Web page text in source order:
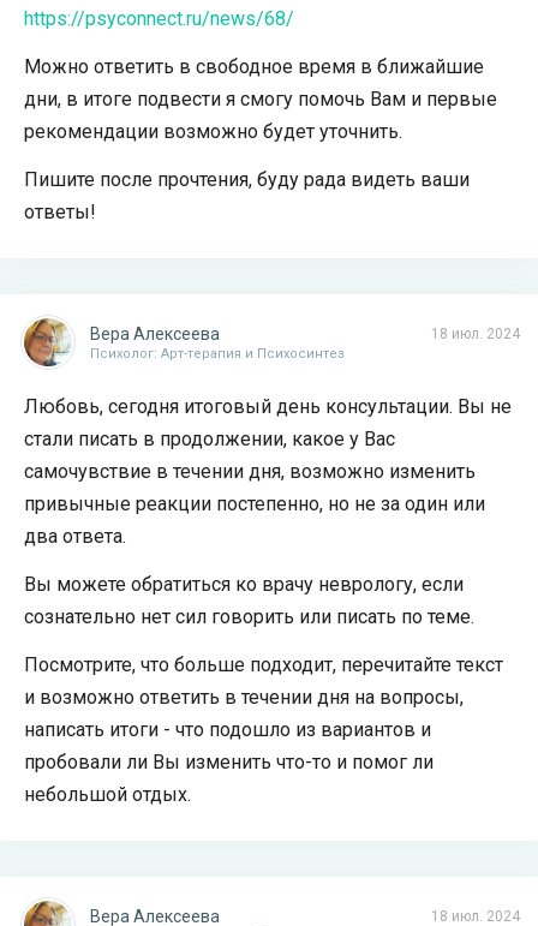
https://psyconnect.ru/news/68/
Можно ответить в свободное время в ближайшие
дни, в итоге подвести я смогу помочь Вам и первые
рекомендации возможно будет уточнить.
Пишите после прочтения, буду рада видеть ваши
ответы!
18 июл. 2024
Вера Алексеева
Психолог: Арт-терапия и Психосинтез
Любовь, сегодня итоговый день консультации. Вы не
стали писать в продолжении, какое у Вас
самочувствие в течении дня, возможно изменить
привычные реакции постепенно, но не за один или
два ответа.
Вы можете обратиться ко врачу неврологу, если
сознательно нет сил говорить или писать по теме.
Посмотрите, что больше подходит, перечитайте текст
и возможно ответить в течении дня на вопросы,
написать итоги - что подошло из вариантов и
пробовали ли Вы изменить что-то и помог ли
небольшой отдых.
18 июл. 2024
Вера Алексеева